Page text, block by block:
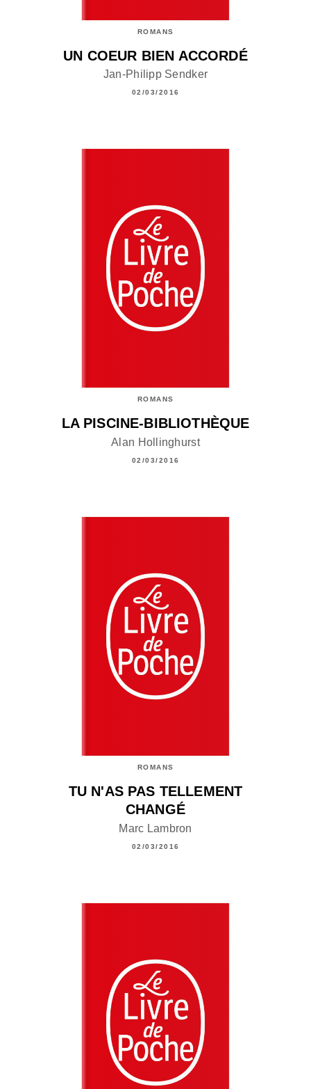
ROMANS
UN COEUR BIEN ACCORDÉ
Jan-Philipp Sendker
02/03/2016
ROMANS
LA PISCINE-BIBLIOTHÈQUE
Alan Hollinghurst
02/03/2016
ROMANS
TU N'AS PAS TELLEMENT
CHANGÉ
Marc Lambron
02/03/2016